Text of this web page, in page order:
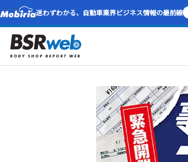
迷わずわかる、自動車業界ビジネス情報の最前線